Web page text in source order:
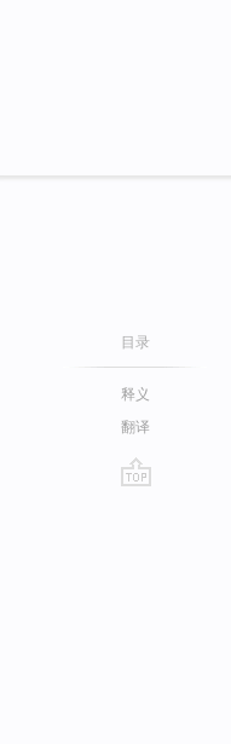
目录
释义
翻译